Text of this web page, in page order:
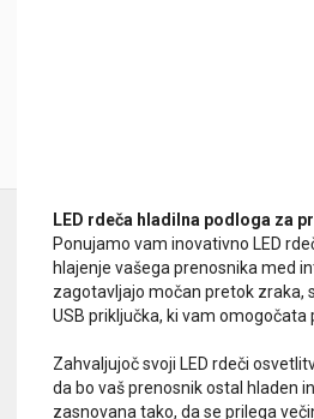
LED rdeča hladilna podloga za
Ponujamo vam inovativno LED
hlajenje vašega prenosnika med
zagotavljajo močan pretok zraka,
USB priključka, ki vam
Zahvaljujoč svoji LED rdeči
da bo vaš prenosnik ostal hladen
zasnovana tako, da se prilega